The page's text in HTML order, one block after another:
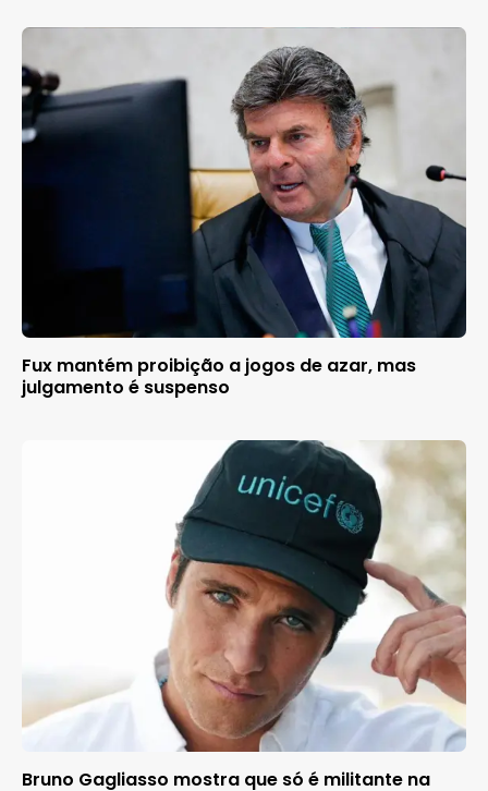
Fux mantém proibição a jogos de azar, mas
julgamento é suspenso
Bruno Gagliasso mostra que só é militante na